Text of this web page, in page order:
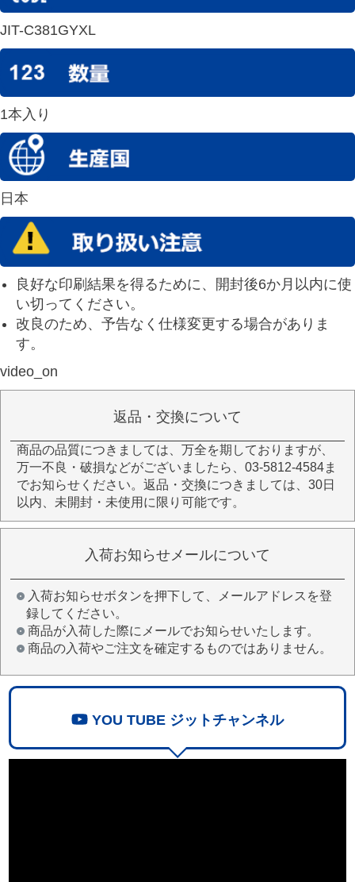
JIT-C381GYXL
1本入り
日本
良好な印刷結果を得るために、開封後6か月以内に使
い切ってください。
改良のため、予告なく仕様変更する場合がありま
す。
video_on
返品・交換について
商品の品質につきましては、万全を期しておりますが、
万一不良・破損などがございましたら、03-5812-4584ま
でお知らせください。返品・交換につきましては、30日
以内、未開封・未使用に限り可能です。
入荷お知らせメールについて
入荷お知らせボタンを押下して、メールアドレスを登
録してください。
商品が入荷した際にメールでお知らせいたします。
商品の入荷やご注文を確定するものではありません。
YOU TUBE ジットチャンネル